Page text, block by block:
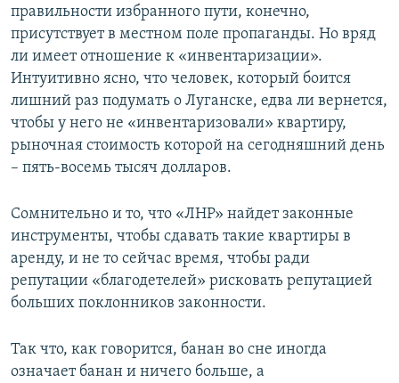
правильности избранного пути, конечно,
присутствует в местном поле пропаганды. Но вряд
ли имеет отношение к «инвентаризации».
Интуитивно ясно, что человек, который боится
лишний раз подумать о Луганске, едва ли вернется,
чтобы у него не «инвентаризовали» квартиру,
рыночная стоимость которой на сегодняшний день
– пять-восемь тысяч долларов.
Сомнительно и то, что «ЛНР» найдет законные
инструменты, чтобы сдавать такие квартиры в
аренду, и не то сейчас время, чтобы ради
репутации «благодетелей» рисковать репутацией
больших поклонников законности.
Так что, как говорится, банан во сне иногда
означает банан и ничего больше, а